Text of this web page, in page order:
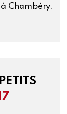
Chambéry,